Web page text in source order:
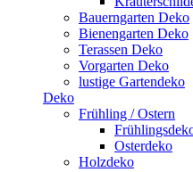
Bauerngarten Deko
Bienengarten Deko
Terassen Deko
Vorgarten Deko
lustige Gartendeko
Deko
Frühling / Ostern
Osterdeko
Holzdeko